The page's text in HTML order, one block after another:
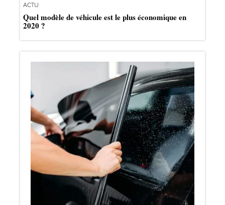
ACTU
Quel modèle de véhicule est le plus économique en
2020 ?